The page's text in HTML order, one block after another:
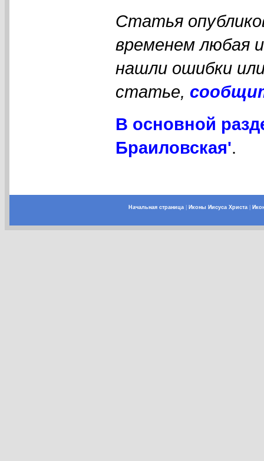
Статья
временем любая
нашли ошибки
статье,
В основной
Браиловская'.
Начальная страница| Иконы Иисуса Христа|